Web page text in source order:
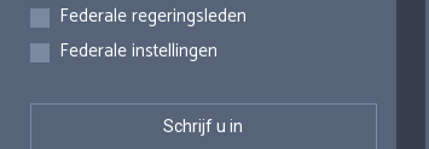
Federale regeringsleden
Federale instellingen